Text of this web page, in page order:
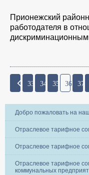
Прионежский
работодателя в
33 34 35 36 37
Добро пожаловать на
Отраслевое тарифное
Отраслевое тарифное
Отраслевое тарифное
коммунальных